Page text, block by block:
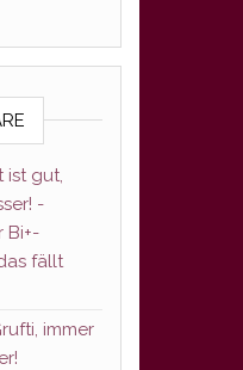
ist gut,
-
Bi+-
fällt
immer